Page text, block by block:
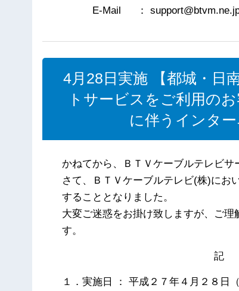
E-Mail ：
4月28日実施 【都城・日
トサービスをご利用の
に伴うインタ
かねてから、ＢＴＶケーブルテレビサ
さて、ＢＴＶケーブルテレビ(株)にお
することとなりました。
大変ご迷惑をお掛け致しますが、ご
す。
記
１．実施日 ： 平成２７年４月２８日（